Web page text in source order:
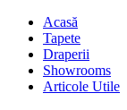
Acasă
Tapete
Draperii
Showrooms
Articole Utile